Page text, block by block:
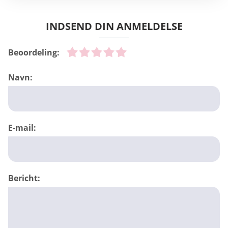
INDSEND DIN ANMELDELSE
Beoordeling:
Navn:
E-mail:
Bericht: